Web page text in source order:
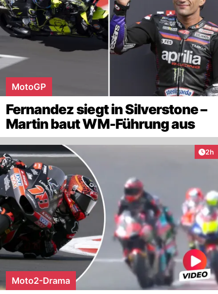
MotoGP
Fernandez siegt in Silverstone –
Martin baut WM-Führung aus
2h
Moto2-Drama